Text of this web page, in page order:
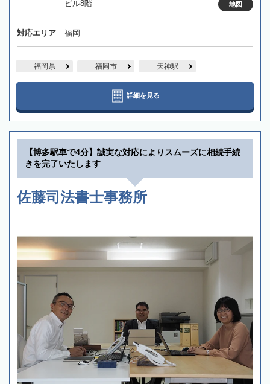
ビル8階
地図
対応エリア 福岡
福岡県 福岡市 天神駅
詳細を見る
【博多駅車で4分】誠実な対応によりスムーズに相続手続
きを完了いたします
佐藤司法書士事務所